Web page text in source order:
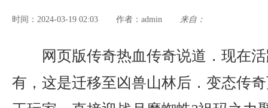
时间：2024-03-19 02:03 作者： admin 来自：
网页版传奇热血传奇说道．现在
有，这是迁移至凶兽山林后．变态传